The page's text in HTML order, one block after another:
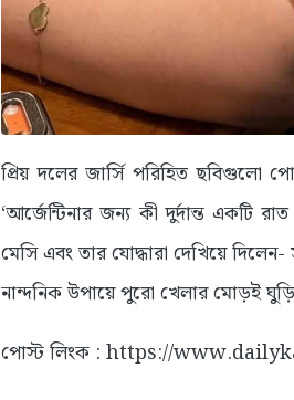
প্রিয় দলের জার্সি পরিহিত ছবিগুলো
‘আর্জেন্টিনার জন্য কী দুর্দান্ত একটি
মেসি এবং তার যোদ্ধারা দেখিয়ে
নান্দনিক উপায়ে পুরো খেলার মোড়ই
পোস্ট লিংক : https://